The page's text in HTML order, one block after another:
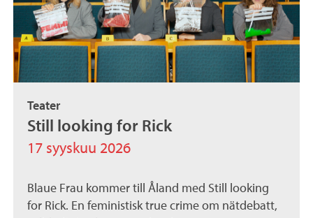
Teater
Still looking for Rick
17 syyskuu 2026
Blaue Frau kommer till Åland med Still looking
for Rick. En feministisk true crime om nätdebatt,